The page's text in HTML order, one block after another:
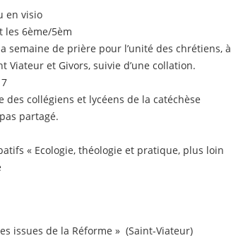
en visio
les 6ème/5èm
de prière pour l’unité des chrétiens, à
Viateur et Givors, suivie d’une collation.
collégiens et lycéens de la catéchèse
partagé.
« Ecologie, théologie et pratique, plus loin
issues de la Réforme » (Saint-Viateur)